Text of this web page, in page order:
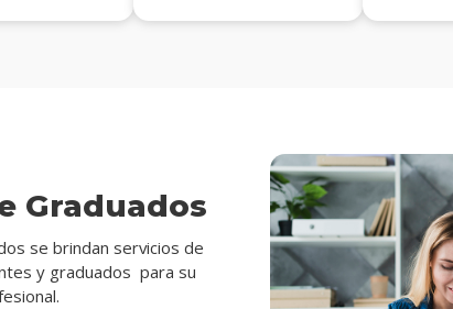
Graduados
se brindan servicios de
y graduados para su